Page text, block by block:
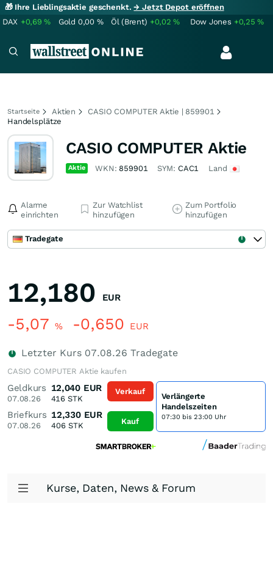
🎁 Ihre Lieblingsaktie geschenkt.→ Jetzt Depot eröffnen
DAX +0,69% Gold 0,00 % Öl (Brent) +0,02% Dow Jones +0,25%
Startseite Aktien
CASIO COMPUTER Aktie | 859901
Handelsplätze
CASIO COMPUTER Aktie
Aktie WKN: 859901 SYM: CAC1 Land
Alarme
einrichten
Zur Watchlist
hinzufügen
Zum Portfolio
hinzufügen
Tradegate
12,180 EUR
-5,07 % -0,650 EUR
Letzter Kurs 07.08.26 Tradegate
CASIO COMPUTER Aktie kaufen
Geldkurs
07.08.26
12,040 EUR
416 STK
Briefkurs
07.08.26
12,330 EUR
406STK
Verkauf
Kauf
Verlängerte
Handelszeiten
07:30 bis 23:00 Uhr
Kurse, Daten, News & Forum